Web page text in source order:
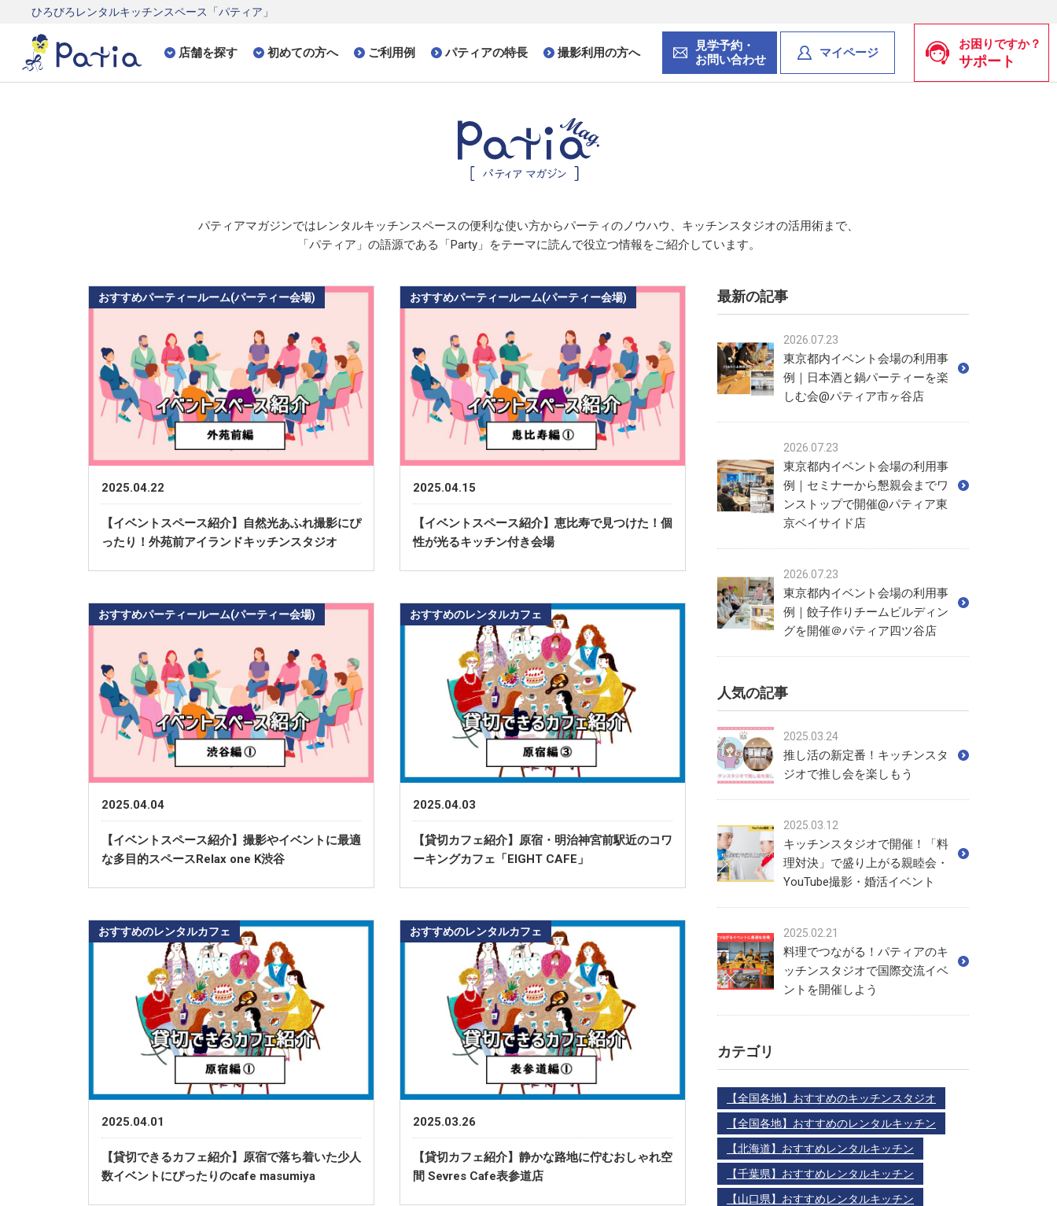
ひろびろレンタルキッチンスペース「パティア」
店舗を探す 初めての方へ ご利用例 パティアの特長 撮影利用の方へ
見学予約・
お問い合わせ
マイページ
お困りですか？
サポート
パティアマガジンではレンタルキッチンスペースの便利な使い方からパーティのノウハウ、 キッチンスタジオの活用術まで、
「パティア」の語源である「Party」をテーマに読んで役立つ情報をご紹介しています。
おすすめパーティールーム(パーティー会場)
2025.04.22
【イベントスペース紹介】自然光あふれ撮影にぴ
ったり！外苑前アイランドキッチンスタジオ
おすすめパーティールーム(パーティー会場)
2025.04.15
【イベントスペース紹介】恵比寿で見つけた！個
性が光るキッチン付き会場
おすすめパーティールーム(パーティー会場)
2025.04.04
【イベントスペース紹介】撮影やイベントに最適
な多目的スペースRelax one K渋谷
おすすめのレンタルカフェ
2025.04.03
【貸切カフェ紹介】原宿・明治神宮前駅近のコワ
ーキングカフェ「EIGHT CAFE」
おすすめのレンタルカフェ
2025.04.01
【貸切できるカフェ紹介】原宿で落ち着いた少人
数イベントにぴったりのcafe masumiya
おすすめのレンタルカフェ
2025.03.26
【貸切カフェ紹介】静かな路地に佇むおしゃれ空
間 Sevres Cafe表参道店
最新の記事
2026.07.23
東京都内イベント会場の利用事
例｜日本酒と鍋パーティーを楽
しむ会@パティア市ヶ谷店
2026.07.23
東京都内イベント会場の利用事
例｜セミナーから懇親会までワ
ンストップで開催@パティア東
京ベイサイド店
2026.07.23
東京都内イベント会場の利用事
例｜餃子作りチームビルディン
グを開催＠パティア四ツ谷店
人気の記事
2025.03.24
推し活の新定番！キッチンスタ
ジオで推し会を楽しもう
2025.03.12
キッチンスタジオで開催！「料
理対決」で盛り上がる親睦会・
YouTube撮影・婚活イベント
2025.02.21
料理でつながる！パティアのキ
ッチンスタジオで国際交流イベ
ントを開催しよう
カテゴリ
【全国各地】おすすめのキッチンスタジオ
【全国各地】おすすめのレンタルキッチン
【北海道】おすすめレンタルキッチン
【千葉県】おすすめレンタルキッチン
【山口県】おすすめレンタルキッチン